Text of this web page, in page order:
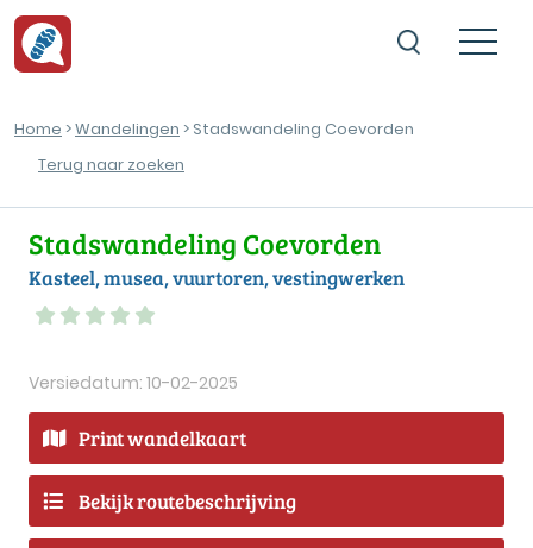
Home >Wandelingen > Stadswandeling Coevorden
Terug naar zoeken
Stadswandeling Coevorden
Kasteel, musea, vuurtoren, vestingwerken
Versiedatum: 10-02-2025
Print wandelkaart
Bekijk routebeschrijving